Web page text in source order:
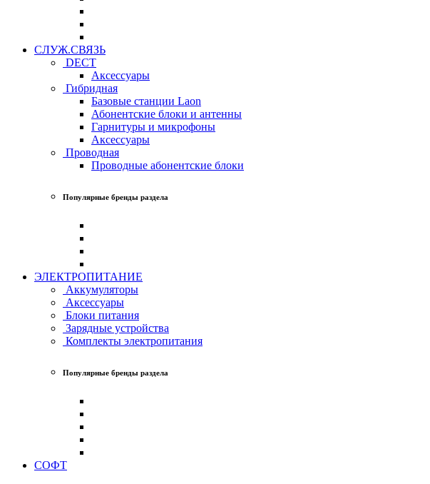
СЛУЖ.СВЯЗЬ
DECT
Аксессуары
Гибридная
Базовые станции Laon
Абонентские блоки и антенны
Гарнитуры и микрофоны
Аксессуары
Проводная
Проводные абонентские блоки
Популярные бренды раздела
ЭЛЕКТРОПИТАНИЕ
Аккумуляторы
Аксессуары
Блоки питания
Зарядные устройства
Комплекты электропитания
Популярные бренды раздела
СОФТ